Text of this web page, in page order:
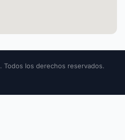
Todos los derechos reservados.